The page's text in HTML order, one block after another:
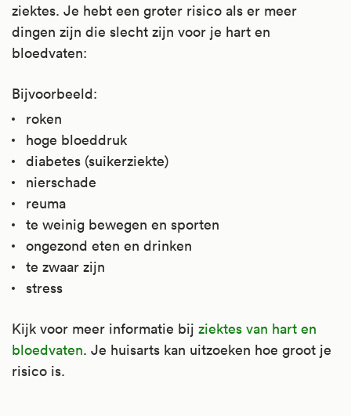
ziektes. Je hebt een groter risico als er meer
dingen zijn die slecht zijn voor je hart en
bloedvaten:
Bijvoorbeeld:
roken
hoge bloeddruk
diabetes (suikerziekte)
nierschade
reuma
te weinig bewegen en sporten
ongezond eten en drinken
te zwaar zijn
stress
Kijk voor meer informatie bij ziektes van hart en
bloedvaten. Je huisarts kan uitzoeken hoe groot je
risico is.